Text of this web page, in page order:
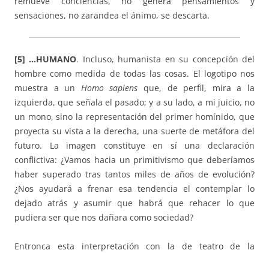
sensaciones, no zarandea el ánimo, se descarta.
[5] …HUMANO. Incluso, humanista en su concepción del
hombre como medida de todas las cosas. El logotipo nos
muestra a un Homo sapiensque, de perfil, mira a la
izquierda, que señala el pasado; y a su lado, a mi juicio, no
un mono, sino la representación del primer homínido, que
proyecta su vista a la derecha, una suerte de metáfora del
futuro. La imagen constituye en sí una declaración
conflictiva: ¿Vamos hacia un primitivismo que deberíamos
haber superado tras tantos miles de años de evolución?
¿Nos ayudará a frenar esa tendencia el contemplar lo
dejado atrás y asumir que habrá que rehacer lo que
pudiera ser que nos dañara como sociedad?
Entronca esta interpretación con la de teatro de la